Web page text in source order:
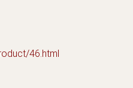
46.html